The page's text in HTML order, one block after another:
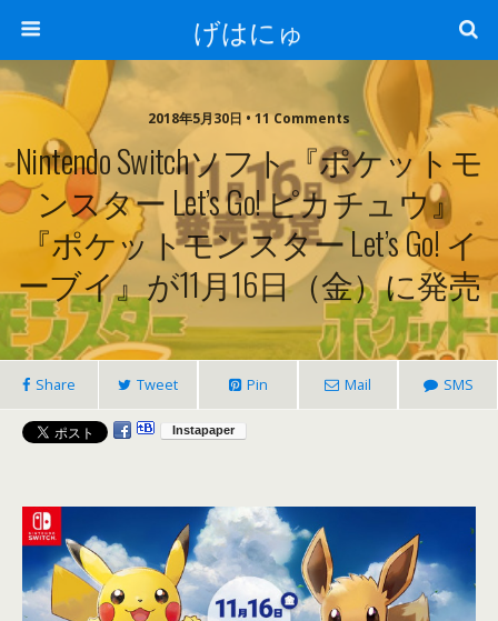
げはにゅ
2018年5月30日 • 11 Comments
Nintendo Switchソフト『ポケットモ
ンスター Let’s Go! ピカチュウ』
『ポケットモンスター Let’s Go! イ
ーブイ』が11月16日（金）に発売
Share Tweet Pin Mail SMS